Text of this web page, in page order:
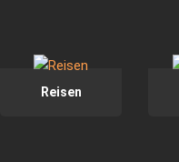
Reisen